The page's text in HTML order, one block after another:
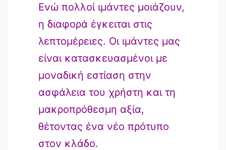
Ενώ πολλοί ιμάντες μοιάζουν,
η διαφορά έγκειται στις
λεπτομέρειες. Οι ιμάντες μας
είναι κατασκευασμένοι με
μοναδική εστίαση στην
ασφάλεια του χρήστη και τη
μακροπρόθεσμη αξία,
θέτοντας ένα νέο πρότυπο
στον κλάδο.